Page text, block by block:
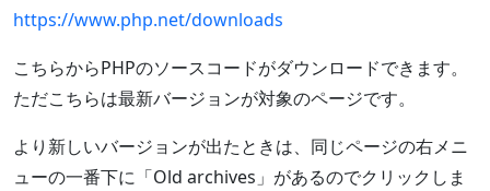
https://www.php.net/downloads
こちらからPHPのソースコードがダウンロードできます。
ただこちらは最新バージョンが対象のページです。
より新しいバージョンが出たときは、同じページの右メニ
ューの一番下に「Old archives」があるのでクリックしま